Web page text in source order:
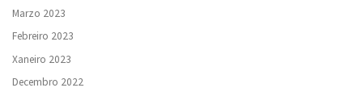
Marzo 2023
Febreiro 2023
Xaneiro 2023
Decembro 2022